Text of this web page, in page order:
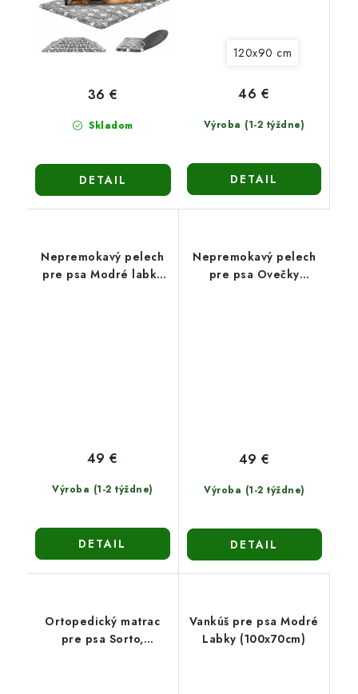
Skladom
36 €
DETAIL
120x90 cm
Výroba (1-2 týždne)
46 €
DETAIL
Nepremokavý pelech
pre psa Modré labky
Výroba (1-2 týždne)
49 €
DETAIL
Nepremokavý pelech
pre psa Ovečky
Výroba (1-2 týždne)
49 €
DETAIL
Ortopedický matrac
pre psa Sorto,
Vankúš pre psa Modré
Labky (100x70cm)